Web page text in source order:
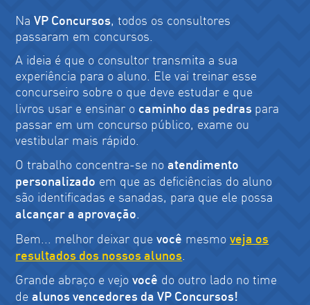
MIRELLA PAPARIELLO
NaVP Concursos, todos os consultores
passaram em concursos.
A ideia é que o consultor transmita a sua
experiência para o aluno. Ele vai treinar esse
concurseiro sobre o que deve estudar e que
livros usar e ensinar o caminho das pedras para
passar em um concurso público, exame ou
vestibular mais rápido.
O trabalho concentra-se noatendimento
personalizado em que as deficiências do aluno
são identificadas e sanadas, para que ele possa
alcançar a aprovação.
Bem... melhor deixar quevocê mesmoveja os
resultados dos nossos alunos.
Grande abraço e vejovocê do outro lado no time
dealunos vencedores da VP Concursos!